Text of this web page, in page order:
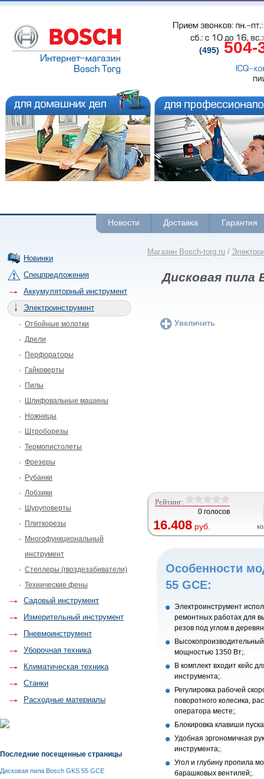
Прием звонков: пн.-
сб.: с 10 до 16,
(495)
504-
ICQ-
Новости Доставка Гарантия
Магазин Bosch-torg.ru /
Дисковая пила
Увеличить
Рейтинг:
0 голосов
16.408 руб.
Особенности
55 GCE:
Электроинструмент
ремонтных работах для
резов под углом в
мощностью 1350 Вт;.
В комплект входит кейс
инструмента;.
Регулировка рабочей
поворотного колесика,
оператора месте;.
Блокировка клавиши
Удобная эргономичная
инструмента;.
Угол и глубину пропила
барашковых вентилей;.
Новинки
Спецпредложения
Аккумуляторный инструмент
Электроинструмент
Отбойные молотки
Дрели
Перфораторы
Гайковерты
Пилы
Шлифовальные машины
Ножницы
Штроборезы
Термопистолеты
Фрезеры
Рубанки
Лобзики
Шуруповерты
Плиткорезы
Многофункциональный
инструмент
Степлеры (гвоздезабиватели)
Технические фены
Садовый инструмент
Измерительный инструмент
Пневмоинструмент
Уборочная техника
Климатическая техника
Станки
Расходные материалы
Последние посещенные страницы
Дисковая пила Bosch GKS 55 GCE